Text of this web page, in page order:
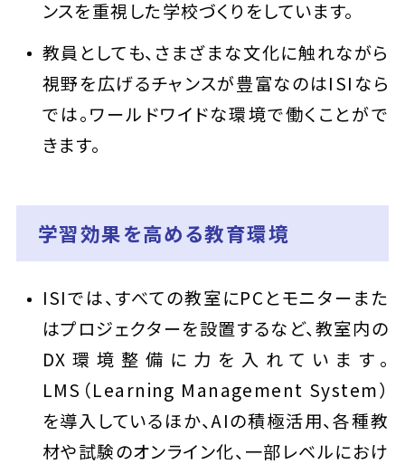
ンスを重視した学校づくりをしています。
教員としても、さまざまな文化に触れながら
視野を広げるチャンスが豊富なのはISIなら
では。ワールドワイドな環境で働くことがで
きます。
学習効果を高める教育環境
ISIでは、すべての教室にPCとモニターまた
はプロジェクターを設置するなど、教室内の
DX環境整備に力を入れています。
LMS（Learning Management System）
を導入しているほか、AIの積極活用、各種教
材や試験のオンライン化、一部レベルにおけ